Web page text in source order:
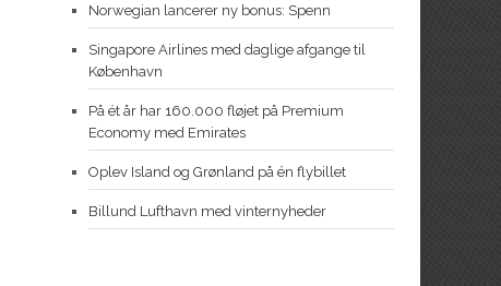
Norwegian lancerer ny bonus: Spenn
Singapore Airlines med daglige afgange til
København
På ét år har 160.000 fløjet på Premium
Economy med Emirates
Oplev Island og Grønland på én flybillet
Billund Lufthavn med vinternyheder